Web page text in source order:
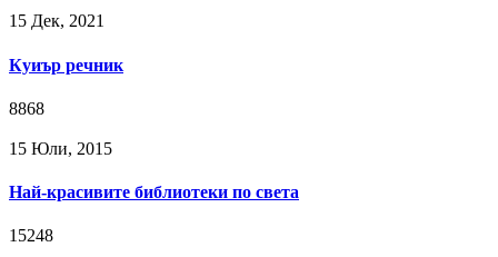
15 Дек, 2021
Куиър речник
8868
15 Юли, 2015
Най-красивите библиотеки по света
15248